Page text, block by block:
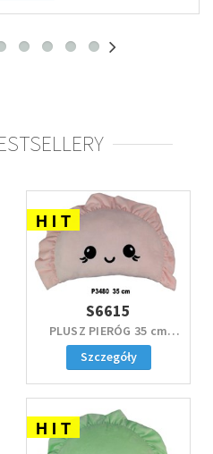
H I T
S6615
PLUSZ PIERÓG 35 cm
różowy
Szczegóły
H I T